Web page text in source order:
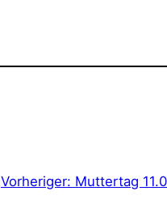
Vorheriger: Muttertag